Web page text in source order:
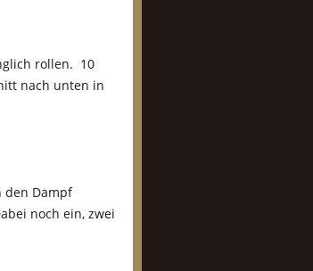
rollen. 10
nach unten in
den Dampf
noch ein, zwei